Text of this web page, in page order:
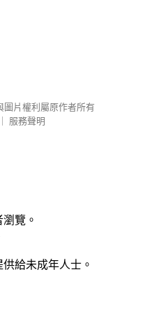
圖片權利屬原作者所有
服務聲明
覽。
給未成年人士。